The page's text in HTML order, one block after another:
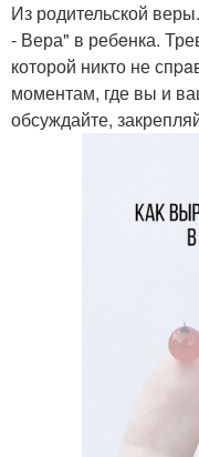
Из родительской
- Вера" в ребeнка.
которой никто не
моментам, где вы и
обсуждайте,